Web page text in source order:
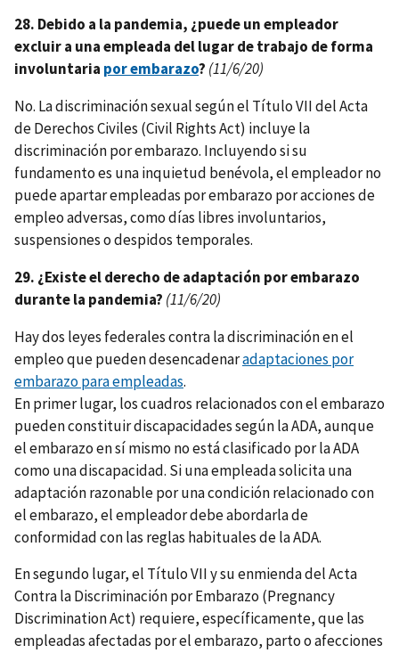
28. Debido a la pandemia, ¿puede un empleador
excluir a una empleada del lugar de trabajo de forma
involuntaria por embarazo? (11/6/20)
No. La discriminación sexual según el Título VII del Acta
de Derechos Civiles (Civil Rights Act) incluye la
discriminación por embarazo. Incluyendo si su
fundamento es una inquietud benévola, el empleador no
puede apartar empleadas por embarazo por acciones de
empleo adversas, como días libres involuntarios,
suspensiones o despidos temporales.
29. ¿Existe el derecho de adaptación por embarazo
durante la pandemia? (11/6/20)
Hay dos leyes federales contra la discriminación en el
empleo que pueden desencadenaradaptaciones por
embarazo para empleadas.
En primer lugar, los cuadros relacionados con el embarazo
pueden constituir discapacidades según la ADA, aunque
el embarazo en sí mismo no está clasificado por la ADA
como una discapacidad. Si una empleada solicita una
adaptación razonable por una condición relacionado con
el embarazo, el empleador debe abordarla de
conformidad con las reglas habituales de la ADA.
En segundo lugar, el Título VII y su enmienda del Acta
Contra la Discriminación por Embarazo (Pregnancy
Discrimination Act) requiere, específicamente, que las
empleadas afectadas por el embarazo, parto o afecciones